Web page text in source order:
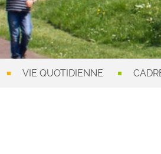
VIE QUOTIDIENNE